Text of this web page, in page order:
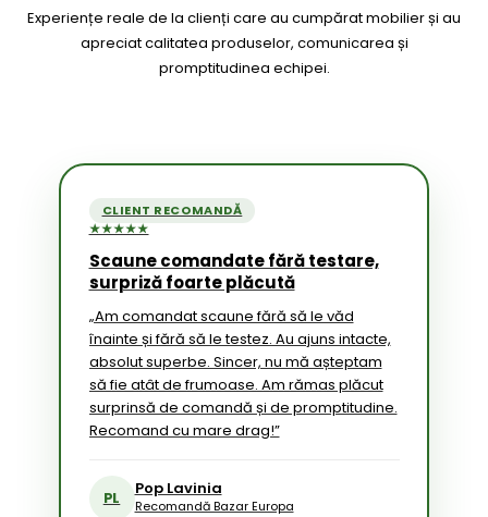
Experiențe reale de la clienți care au cumpărat mobilier și au
apreciat calitatea produselor, comunicarea și
promptitudinea echipei.
CLIENT RECOMANDĂ
★★★★★
Scaune comandate fără testare,
surpriză foarte plăcută
„Am comandat scaune fără să le văd
înainte și fără să le testez. Au ajuns intacte,
absolut superbe. Sincer, nu mă așteptam
să fie atât de frumoase. Am rămas plăcut
surprinsă de comandă și de promptitudine.
Recomand cu mare drag!”
PL Pop Lavinia
Recomandă Bazar Europa